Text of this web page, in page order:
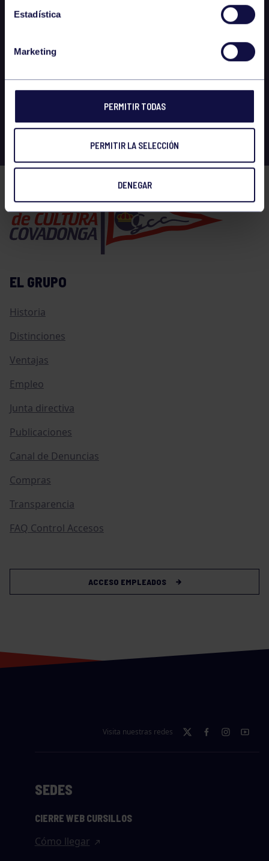
Estadística
Marketing
PERMITIR TODAS
PERMITIR LA SELECCIÓN
DENEGAR
EL GRUPO
Historia
Distinciones
Ventajas
Empleo
Junta directiva
Publicaciones
Canal de Denuncias
Compras
Transparencia
FAQ Control Accesos
ACCESO EMPLEADOS
Visita nuestras redes
SEDES
CIERRE WEB CURSILLOS
Cómo llegar